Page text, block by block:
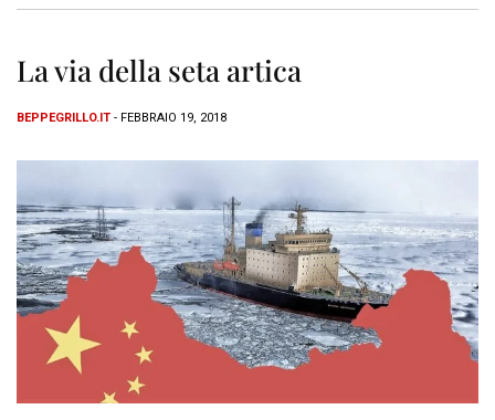
La via della seta artica
BEPPEGRILLO.IT - FEBBRAIO 19, 2018